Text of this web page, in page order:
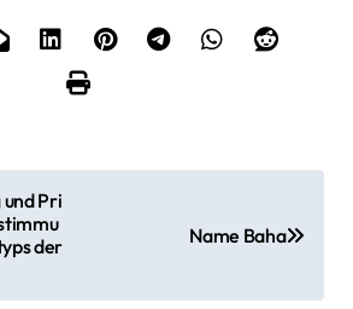
Pri
der
Name Baha